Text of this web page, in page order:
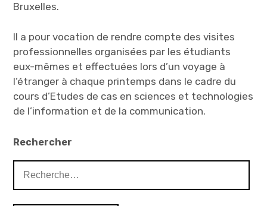
Bruxelles.
Il a pour vocation de rendre compte des visites
professionnelles organisées par les étudiants
eux-mêmes et effectuées lors d’un voyage à
l’étranger à chaque printemps dans le cadre du
cours d’Etudes de cas en sciences et technologies
de l’information et de la communication.
Rechercher